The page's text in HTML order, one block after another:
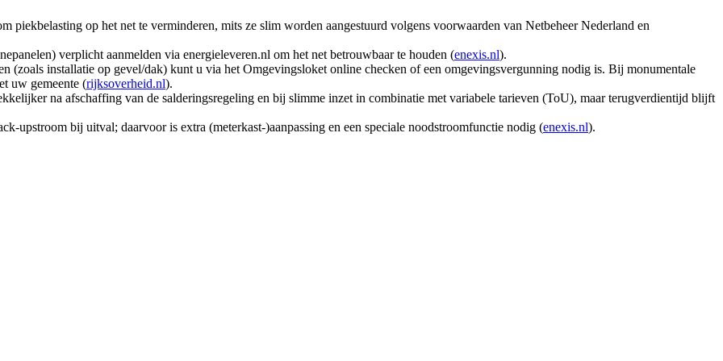
piekbelasting op het net te verminderen, mits ze slim worden aangestuurd volgens voorwaarden van Netbeheer Nederland en
verplicht aanmelden via energieleveren.nl om het net betrouwbaar te houden (enexis.nl).
(zoals installatie op gevel/dak) kunt u via het Omgevingsloket online checken of een omgevingsvergunning nodig is. Bij monumentale
uw gemeente (rijksoverheid.nl).
na afschaffing van de salderingsregeling en bij slimme inzet in combinatie met variabele tarieven (ToU), maar terugverdientijd blijft
upstroom bij uitval; daarvoor is extra (meterkast-)aanpassing en een speciale noodstroomfunctie nodig (enexis.nl).